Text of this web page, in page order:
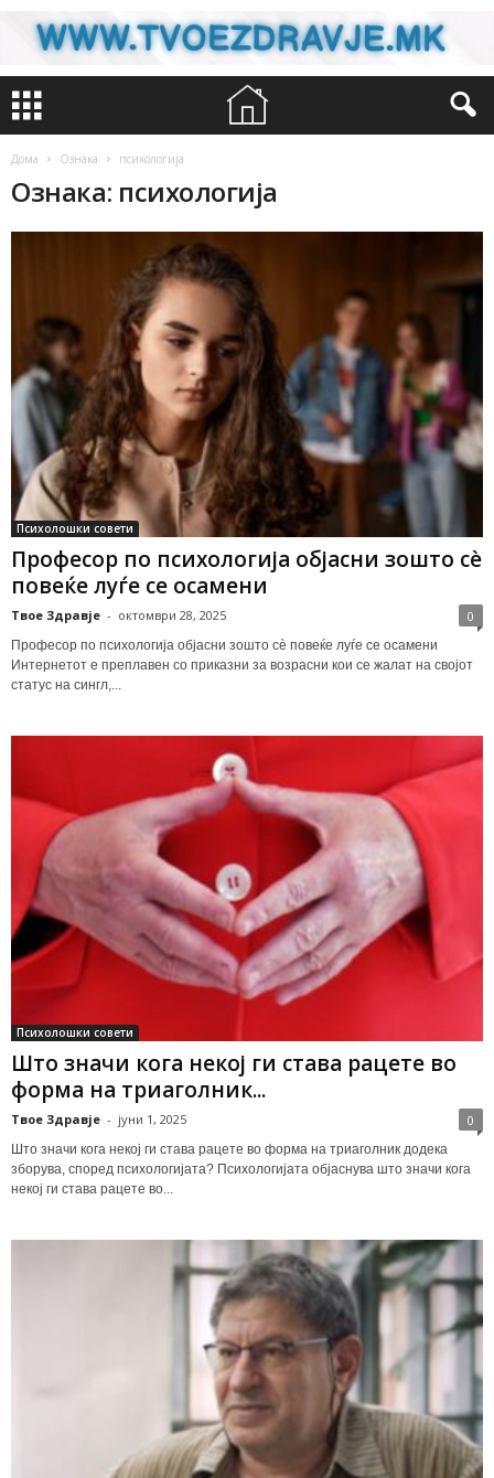
Дома Ознака психологија
Ознака: психологија
Психолошки совети
Професор по психологија објасни зошто сè
повеќе луѓе се осамени
Твое Здравје - октомври 28, 2025 0
Професор по психологија објасни зошто сè повеќе луѓе се осамени
Интернетот е преплавен со приказни за возрасни кои се жалат на својот
статус на сингл,...
Психолошки совети
Што значи кога некој ги става рацете во
форма на триаголник...
Твое Здравје - јуни 1, 2025 0
Што значи кога некој ги става рацете во форма на триаголник додека
зборува, според психологијата? Психологијата објаснува што значи кога
некој ги става рацете во...